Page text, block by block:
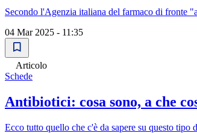
Secondo l'Agenzia italiana del farmaco di fronte
04 Mar 2025 - 11:35
Articolo
Schede
Antibiotici: cosa sono, a che
Ecco tutto quello che c'è da sapere su questo